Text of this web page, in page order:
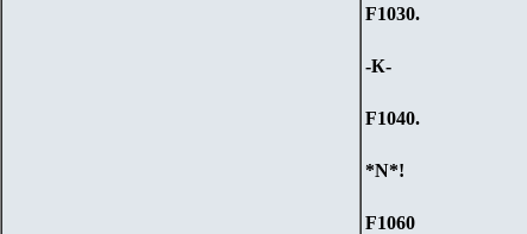
F1030.
-К-
F1040.
*N*!
F1060